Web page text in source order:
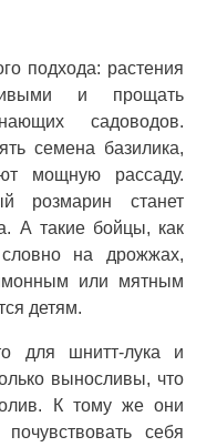
подхода: растения
и прощать
садоводов.
семена базилика,
мощную рассаду.
розмарин станет
А такие бойцы, как
на дрожжах,
или мятным
детям.
для шнитт-лука и
выносливы, что
К тому же они
себя